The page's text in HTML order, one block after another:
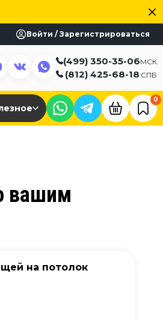
Войти / Зарегистрироваться
(499) 350-35-06МСК
(812) 425-68-18 СПБ
0
вашим
на потолок